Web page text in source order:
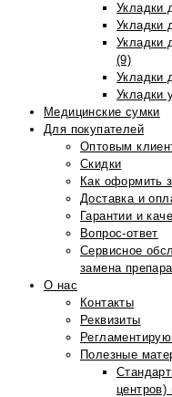
Укладки
Укладки
Укладки
(9)
Укладки
Укладки
Медицинские сумки
Для покупателей
Оптовым
Скидки
Как оформить
Доставка и
Гарантии и
Вопрос-ответ
Сервисное
замена
О нас
Контакты
Реквизиты
Полезные
центров)